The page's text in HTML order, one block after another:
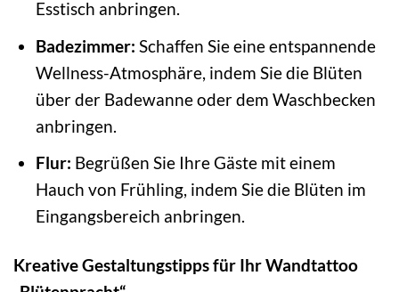
Esstisch anbringen.
Badezimmer: Schaffen Sie eine entspannende
Wellness-Atmosphäre, indem Sie die Blüten
über der Badewanne oder dem Waschbecken
anbringen.
Flur: Begrüßen Sie Ihre Gäste mit einem
Hauch von Frühling, indem Sie die Blüten im
Eingangsbereich anbringen.
Kreative Gestaltungstipps für Ihr Wandtattoo